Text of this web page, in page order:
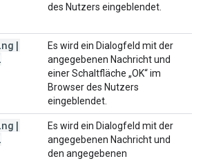
des Nutzers eingeblendet.
|
Es wird ein Dialogfeld mit der
angegebenen Nachricht und
einer Schaltfläche „OK“ im
Browser des Nutzers
eingeblendet.
|
Es wird ein Dialogfeld mit der
angegebenen Nachricht und
den angegebenen